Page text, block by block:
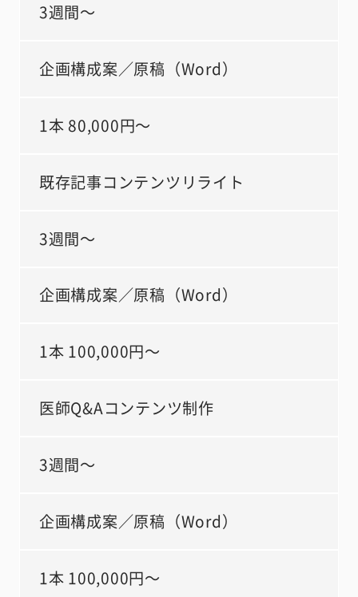
3週間～
企画構成案／原稿（Word）
1本 80,000円～
既存記事コンテンツリライト
3週間～
企画構成案／原稿（Word）
1本 100,000円～
医師Q&Aコンテンツ制作
3週間～
企画構成案／原稿（Word）
1本 100,000円～